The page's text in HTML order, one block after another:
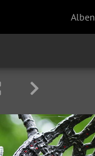
Alben